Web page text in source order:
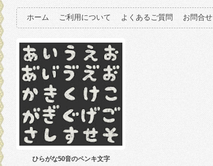
ホーム ご利用について よくあるご質問 お問合せ
ひらがな50音のペンキ文字